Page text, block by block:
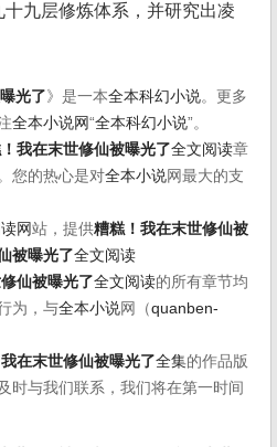
九层修炼体系，并研究出凌
光了》是一本全本科幻小说。更多
全本小说网“全本科幻小说”。
我在末世修仙被曝光了全文阅读章
您的热心是对全本小说网最大的支
网站，提供糟糕！我在末世修仙被
被曝光了全文阅读
仙被曝光了全文阅读的所有章节均
为，与全本小说网（quanben-
在末世修仙被曝光了全集的作品版
时与我们联系，我们将在第一时间